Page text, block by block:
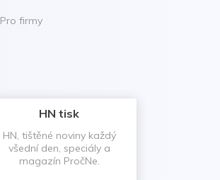
Pro firmy
HN tisk
HN, tištěné noviny každý
všední den, speciály a
magazín PročNe.